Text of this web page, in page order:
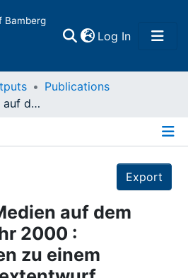
Bamberg
Log In(current)
Publications
Kirche und Medien auf dem Weg zum Jahr 2000 : Anmerkungen zu einem römischen Textentwurf
Export
auf dem
2000 :
zu einem